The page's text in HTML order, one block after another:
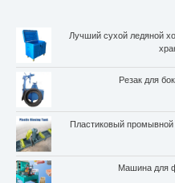
Лучший сухой ледяной
Резак для
Пластиковый
Машина для